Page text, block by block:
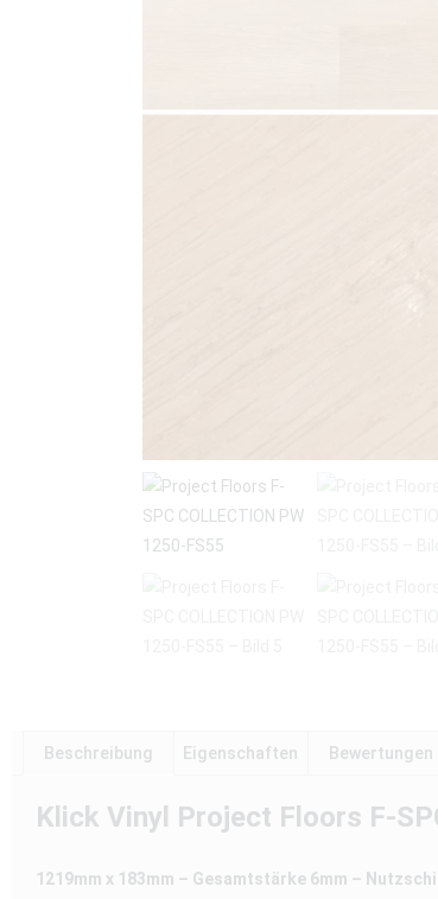
Beschreibung Eigenschaften Bewertungen
Klick Vinyl Project Floors F-
1219mm x 183mm – Gesamtstärke 6mm –